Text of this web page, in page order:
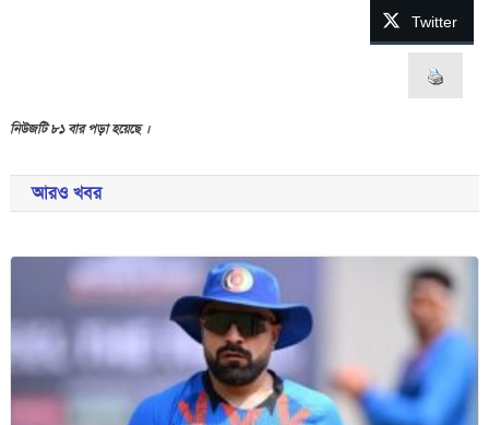
Twitter
নিউজটি ৮১ বার পড়া হয়েছে ।
আরও খবর